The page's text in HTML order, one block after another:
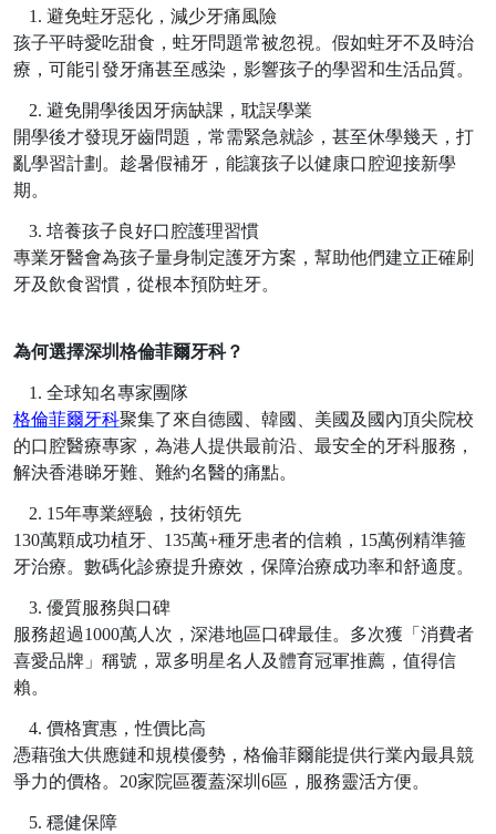
1. 避免蛀牙惡化，減少牙痛風險
孩子平時愛吃甜食，蛀牙問題常被忽視。假如蛀牙不及時治
療，可能引發牙痛甚至感染，影響孩子的學習和生活品質。
2. 避免開學後因牙病缺課，耽誤學業
開學後才發現牙齒問題，常需緊急就診，甚至休學幾天，打
亂學習計劃。趁暑假補牙，能讓孩子以健康口腔迎接新學
期。
3. 培養孩子良好口腔護理習慣
專業牙醫會為孩子量身制定護牙方案，幫助他們建立正確刷
牙及飲食習慣，從根本預防蛀牙。
為何選擇深圳格倫菲爾牙科？
1. 全球知名專家團隊
格倫菲爾牙科聚集了來自德國、韓國、美國及國內頂尖院校
的口腔醫療專家，為港人提供最前沿、最安全的牙科服務，
解決香港睇牙難、難約名醫的痛點。
2. 15年專業經驗，技術領先
130萬顆成功植牙、135萬+種牙患者的信賴，15萬例精準箍
牙治療。數碼化診療提升療效，保障治療成功率和舒適度。
3. 優質服務與口碑
服務超過1000萬人次，深港地區口碑最佳。多次獲「消費者
喜愛品牌」稱號，眾多明星名人及體育冠軍推薦，值得信
賴。
4. 價格實惠，性價比高
憑藉強大供應鏈和規模優勢，格倫菲爾能提供行業內最具競
爭力的價格。 20家院區覆蓋深圳6區，服務靈活方便。
5. 穩健保障